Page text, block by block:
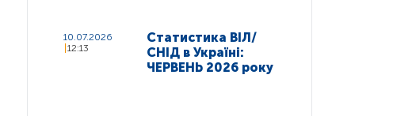
10.07.2026
12:13
Статистика ВІЛ/
СНІД в Україні:
ЧЕРВЕНЬ 2026 року